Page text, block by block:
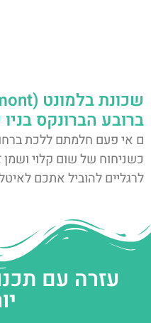
ברובע הברונקס בניו
ם אי פעם חלמתם ללכת
כשניחוח של שום קלוי
לרגליים להוביל אתכם
עזרה עם